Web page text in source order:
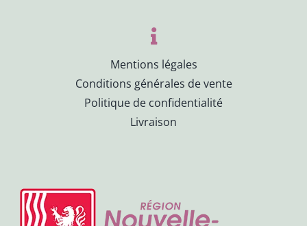
Mentions légales
Conditions générales de vente
Politique de confidentialité
Livraison